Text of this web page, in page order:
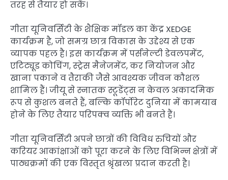
तरह से तैयार हो सकें।
गीता यूनिवर्सिटी के शैक्षिक मॉडल का केंद्र XEDGE
कार्यक्रम है, जो समग्र छात्र विकास के उद्देश्य से एक
व्यापक पहल है। इस कार्यक्रम में पर्सनेल्टी डेवलपमेंट,
एटिट्यूड कोचिंग, स्ट्रेस मैनेजमेंट, कर नियोजन और
खाना पकाने व तैराकी जैसे आवश्यक जीवन कौशल
शामिल हैं। जीयू से स्नातक स्टूडेंट्स न केवल अकादमिक
रूप से कुशल बनते हैं, बल्कि कॉर्पोरेट दुनिया में कामयाब
होने के लिए तैयार परिपक्व व्यक्ति भी बनते हैं।
गीता यूनिवर्सिटी अपने छात्रों की विविध रुचियों और
करियर आकांक्षाओं को पूरा करने के लिए विभिन्न क्षेत्रों में
पाठ्यक्रमों की एक विस्तृत श्रृंखला प्रदान करती है।